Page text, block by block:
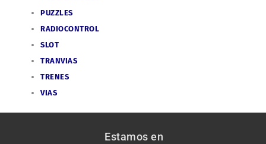
PUZZLES
RADIOCONTROL
SLOT
TRANVIAS
TRENES
VIAS
Estamos en